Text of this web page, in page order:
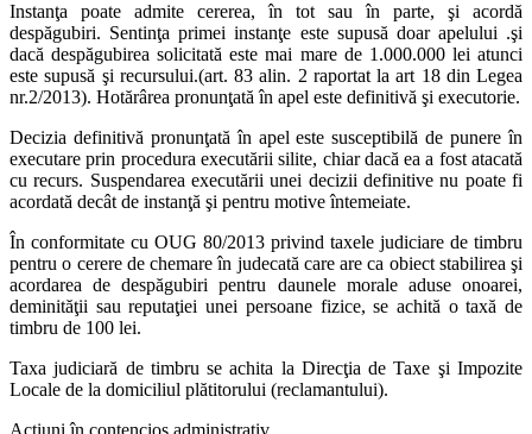
Instanţa poate admite cererea, în tot sau în parte, şi acordă
despăgubiri. Sentinţa primei instanţe este supusă doar apelului .şi
dacă despăgubirea solicitată este mai mare de 1.000.000 lei atunci
este supusă şi recursului.(art. 83 alin. 2 raportat la art 18 din Legea
nr.2/2013). Hotărârea pronunţată în apel este definitivă şi executorie.
Decizia definitivă pronunţată în apel este susceptibilă de punere în
executare prin procedura executării silite, chiar dacă ea a fost atacată
cu recurs. Suspendarea executării unei decizii definitive nu poate fi
acordată decât de instanţă şi pentru motive întemeiate.
În conformitate cu OUG 80/2013 privind taxele judiciare de timbru
pentru o cerere de chemare în judecată care are ca obiect stabilirea şi
acordarea de despăgubiri pentru daunele morale aduse onoarei,
deminităţii sau reputaţiei unei persoane fizice, se achită o taxă de
timbru de 100 lei.
Taxa judiciară de timbru se achita la Direcţia de Taxe şi Impozite
Locale de la domiciliul plătitorului (reclamantului).